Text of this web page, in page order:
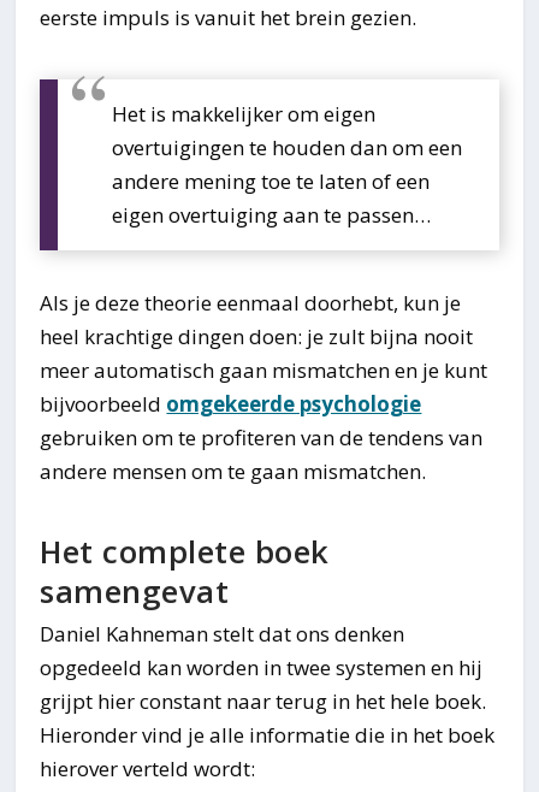
eerste impuls is vanuit het brein gezien.
Het is makkelijker om eigen
overtuigingen te houden dan om een
andere mening toe te laten of een
eigen overtuiging aan te passen…
Als je deze theorie eenmaal doorhebt, kun je
heel krachtige dingen doen: je zult bijna nooit
meer automatisch gaan mismatchen en je kunt
bijvoorbeeld omgekeerde psychologie
gebruiken om te profiteren van de tendens van
andere mensen om te gaan mismatchen.
Het complete boek
samengevat
Daniel Kahneman stelt dat ons denken
opgedeeld kan worden in twee systemen en hij
grijpt hier constant naar terug in het hele boek.
Hieronder vind je alle informatie die in het boek
hierover verteld wordt: